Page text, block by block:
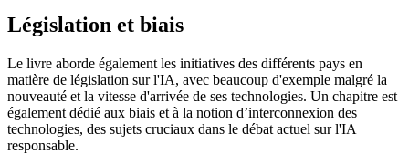
Législation et biais
Le livre aborde également les initiatives des différents pays en
matière de législation sur l'IA, avec beaucoup d'exemple malgré la
nouveauté et la vitesse d'arrivée de ses technologies. Un chapitre est
également dédié aux biais et à la notion d’interconnexion des
technologies, des sujets cruciaux dans le débat actuel sur l'IA
responsable.